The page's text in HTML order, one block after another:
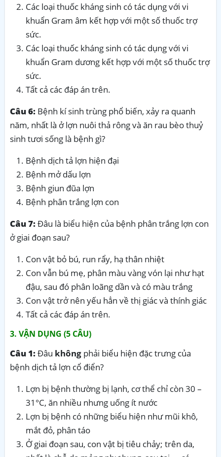
Các loại thuốc kháng sinh có tác dụng với vi
khuẩn Gram âm kết hợp với một số thuốc trợ
sức.
Các loại thuốc kháng sinh có tác dụng với vi
khuẩn Gram dương kết hợp với một số thuốc trợ
sức.
Tất cả các đáp án trên.
Câu 6: Bệnh kí sinh trùng phổ biến, xảy ra quanh
năm, nhất là ở lợn nuôi thả rông và ăn rau bèo thuỷ
sinh tươi sống là bệnh gì?
Bệnh dịch tả lợn hiện đại
Bệnh mở dấu lợn
Bệnh giun đũa lợn
Bệnh phân trắng lợn con
Câu 7:Đâu là biểu hiện của bệnh phân trắng lợn con
ở giai đoạn sau?
Con vật bỏ bú, run rẩy, hạ thân nhiệt
Con vẫn bú mẹ, phân màu vàng vón lại như hạt
đậu, sau đó phân loãng dần và có màu trắng
Con vật trở nên yếu hẳn về thị giác và thính giác
Tất cả các đáp án trên.
3. VẬN DỤNG (5 CÂU)
Câu 1:Đâu không phải biểu hiện đặc trưng của
bệnh dịch tả lợn cổ điển?
Lợn bị bệnh thường bị lạnh, cơ thể chỉ còn 30 –
31°C, ăn nhiều nhưng uống ít nước
Lợn bị bệnh có những biểu hiện như mũi khô,
mắt đỏ, phân táo
Ở giai đoạn sau, con vật bị tiêu chảy; trên da,